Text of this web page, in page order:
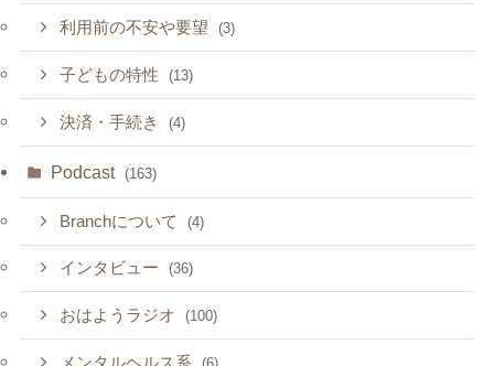
利用前の不安や要望 (3)
子どもの特性 (13)
決済・手続き (4)
Podcast (163)
Branchについて (4)
インタビュー (36)
おはようラジオ (100)